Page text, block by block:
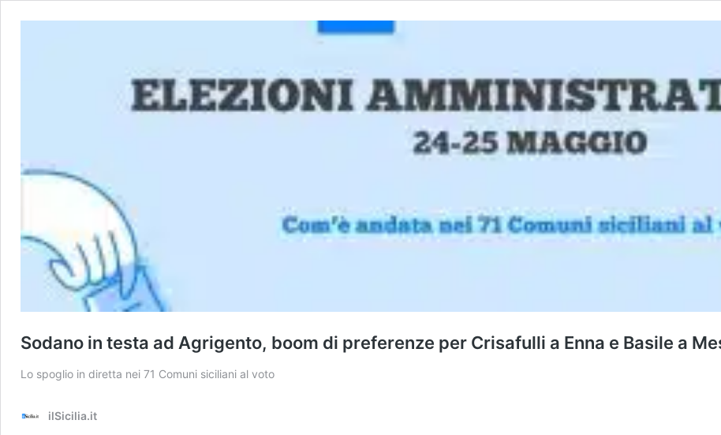
Sodano in testa ad Agrigento, boom di preferenze per Crisafulli a Enna e Basile a
Lo spoglio in diretta nei 71 Comuni siciliani al voto
ilSicilia.it